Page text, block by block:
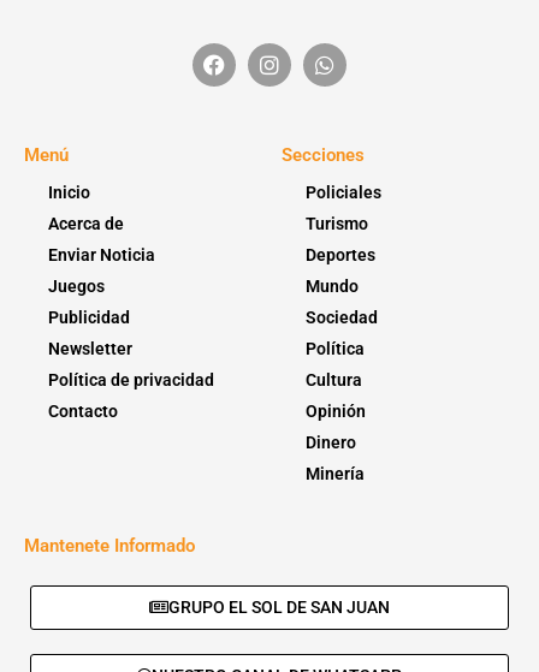
Menú
Inicio
Acerca de
Enviar Noticia
Juegos
Publicidad
Newsletter
Política de privacidad
Contacto
Secciones
Policiales
Turismo
Deportes
Mundo
Sociedad
Política
Cultura
Opinión
Dinero
Minería
Mantenete Informado
GRUPO EL SOL DE SAN JUAN